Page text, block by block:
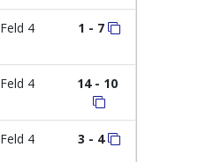
Feld 4 1 - 7
Feld 4 14 - 10
Feld 4 3 - 4